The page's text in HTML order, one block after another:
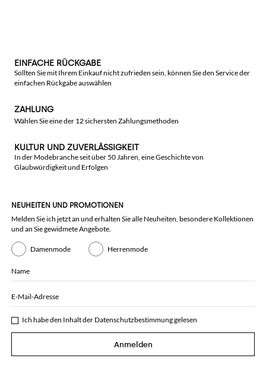
EINFACHE RÜCKGABE
Sollten Sie mit Ihrem Einkauf nicht zufrieden sein, können Sie den Service der
einfachen Rückgabe auswählen
ZAHLUNG
Wählen Sie eine der 12 sichersten Zahlungsmethoden
KULTUR UND ZUVERLÄSSIGKEIT
In der Modebranche seit über 50 Jahren, eine Geschichte von
Glaubwürdigkeit und Erfolgen
NEUHEITEN UND PROMOTIONEN
Melden Sie ich jetzt an und erhalten Sie alle Neuheiten, besondere Kollektionen
und an Sie gewidmete Angebote.
Damenmode Herrenmode
Name
E-Mail-Adresse
Ich habe den Inhalt der Datenschutzbestimmunggelesen
Anmelden